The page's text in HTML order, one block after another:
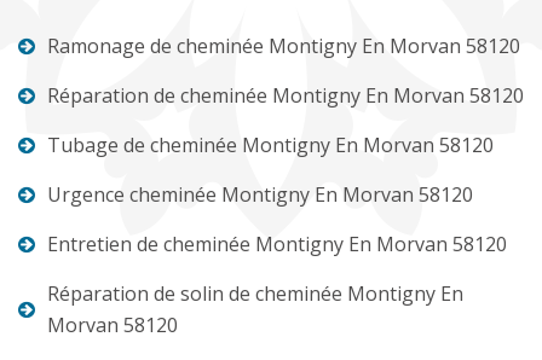
Ramonage de cheminée Montigny En Morvan 58120
Réparation de cheminée Montigny En Morvan 58120
Tubage de cheminée Montigny En Morvan 58120
Urgence cheminée Montigny En Morvan 58120
Entretien de cheminée Montigny En Morvan 58120
Réparation de solin de cheminée Montigny En
Morvan 58120